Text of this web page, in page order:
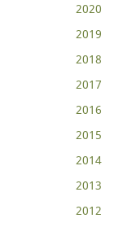
2020
2019
2018
2017
2016
2015
2014
2013
2012